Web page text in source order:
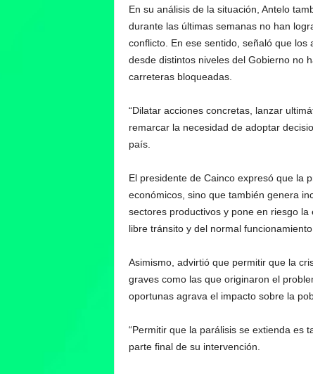
En su análisis de la situación, Antelo
durante las últimas semanas no han
conflicto. En ese sentido, señaló que
desde distintos niveles del Gobierno no
carreteras bloqueadas.
“Dilatar acciones concretas, lanzar
remarcar la necesidad de adoptar
país.
El presidente de Cainco expresó que la
económicos, sino que también genera
sectores productivos y pone en riesgo
libre tránsito y del normal
Asimismo, advirtió que permitir que la
graves como las que originaron el
oportunas agrava el impacto sobre la
“Permitir que la parálisis se extienda es
parte final de su intervención.